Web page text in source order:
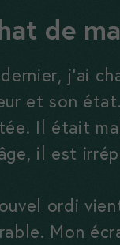
de
dernier, j’ai
et son
Il était
il est
ordi
Mon